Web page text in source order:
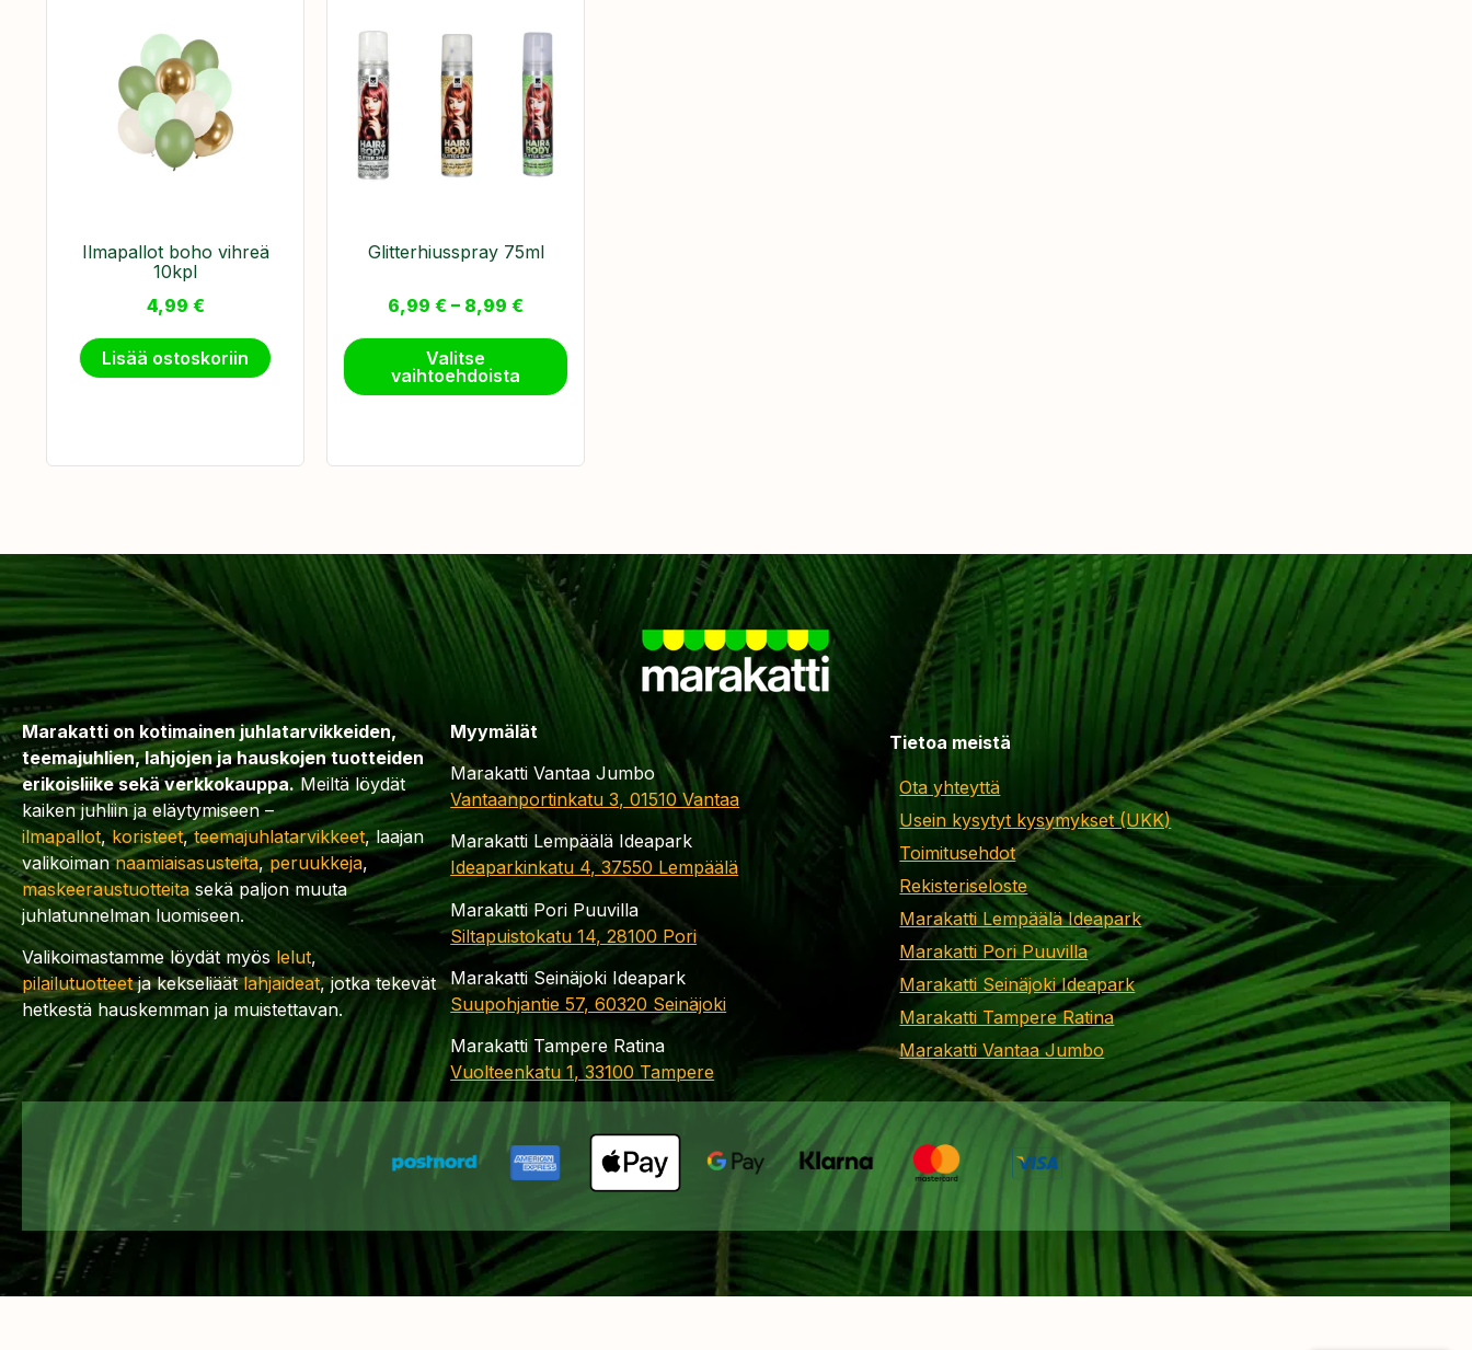
Ilmapallot boho vihreä
10kpl
4,99 €
Lisää ostoskoriin
Glitterhiusspray 75ml
6,99 € – 8,99 €
Valitse
vaihtoehdoista
Marakatti on kotimainen juhlatarvikkeiden,
teemajuhlien, lahjojen ja hauskojen tuotteiden
erikoisliike sekä verkkokauppa.Meiltä löydät
kaiken juhliin ja eläytymiseen –
ilmapallot,koristeet,teemajuhlatarvikkeet, laajan
valikoimannaamiaisasusteita,peruukkeja,
maskeeraustuotteitasekä paljon muuta
juhlatunnelman luomiseen.
Valikoimastamme löydät myöslelut,
pilailutuotteetja kekseliäätlahjaideat, jotka tekevät
hetkestä hauskemman ja muistettavan.
Myymälät
Marakatti Vantaa Jumbo
Vantaanportinkatu 3, 01510 Vantaa
Marakatti Lempäälä Ideapark
Ideaparkinkatu 4, 37550 Lempäälä
Marakatti Pori Puuvilla
Siltapuistokatu 14, 28100 Pori
Marakatti Seinäjoki Ideapark
Suupohjantie 57, 60320 Seinäjoki
Marakatti Tampere Ratina
Vuolteenkatu 1, 33100 Tampere
Tietoa meistä
Ota yhteyttä
Usein kysytyt kysymykset (UKK)
Toimitusehdot
Rekisteriseloste
Marakatti Lempäälä Ideapark
Marakatti Pori Puuvilla
Marakatti Seinäjoki Ideapark
Marakatti Tampere Ratina
Marakatti Vantaa Jumbo